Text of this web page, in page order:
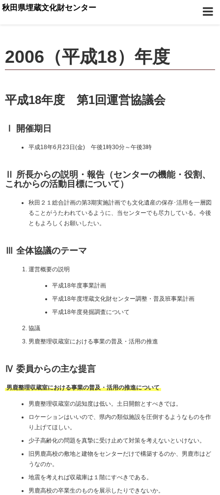
秋田県埋蔵文化財センター
2006（平成18）年度
平成18年度 第1回運営協議会
Ⅰ 開催期日
平成18年6月23日(金) 午後1時30分～午後3時
Ⅱ 所長からの説明・報告（センターの機能・役割、
これからの活動目標について）
秋田２１総合計画の第3期実施計画でも文化遺産の保存･活用を一層図
ることがうたわれているように、当センターでも尽力している。今後
ともよろしくお願いしたい。
Ⅲ 全体協議のテーマ
運営概要の説明
平成18年度事業計画
平成18年度埋蔵文化財センター調整・普及班事業計画
平成18年度発掘調査について
協議
男鹿整理収蔵室における事業の普及・活用の推進
Ⅳ 委員からの主な提言
男鹿整理収蔵室における事業の普及・活用の推進について
男鹿整理収蔵室の認知度は低い。土日開館とすべきでは。
ロケーションはいいので、県内の類似施設を圧倒するようなものを作
り上げてほしい。
少子高齢化の問題を真摯に受け止めて対策を考えないといけない。
旧男鹿高校の敷地と建物をセンターだけで構築するのか、男鹿市はど
うなのか。
地震を考えれば収蔵庫は１階にすべきである。
男鹿高校の卒業生のものを展示したりできないか。